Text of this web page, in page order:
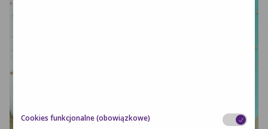
Cookies funkcjonalne (obowiązkowe)